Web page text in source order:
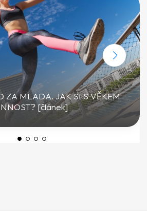
ZA MLADA. JAK SI S VĚKEM
[článek]